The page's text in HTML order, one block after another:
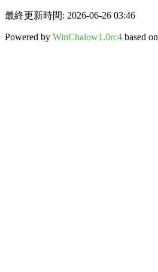
最終更新時間: 2026-06-26 03:46
Powered by WinChalow1.0rc4 based on